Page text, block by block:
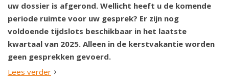
uw dossier is afgerond. Wellicht heeft u de komende
periode ruimte voor uw gesprek? Er zijn nog
voldoende tijdslots beschikbaar in het laatste
kwartaal van 2025. Alleen in de kerstvakantie worden
geen gesprekken gevoerd.
Lees verder